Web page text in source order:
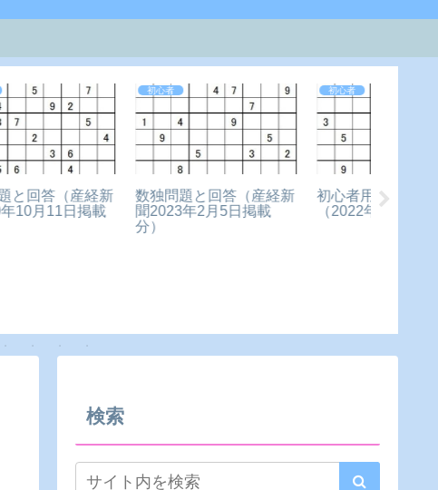
初心者
初心者用数独問題と回答
（2022年7月12日）
初心者
検索